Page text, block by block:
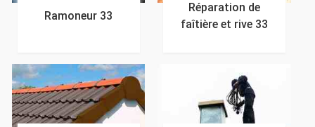
Ramoneur 33
Réparation de
faîtière et rive 33